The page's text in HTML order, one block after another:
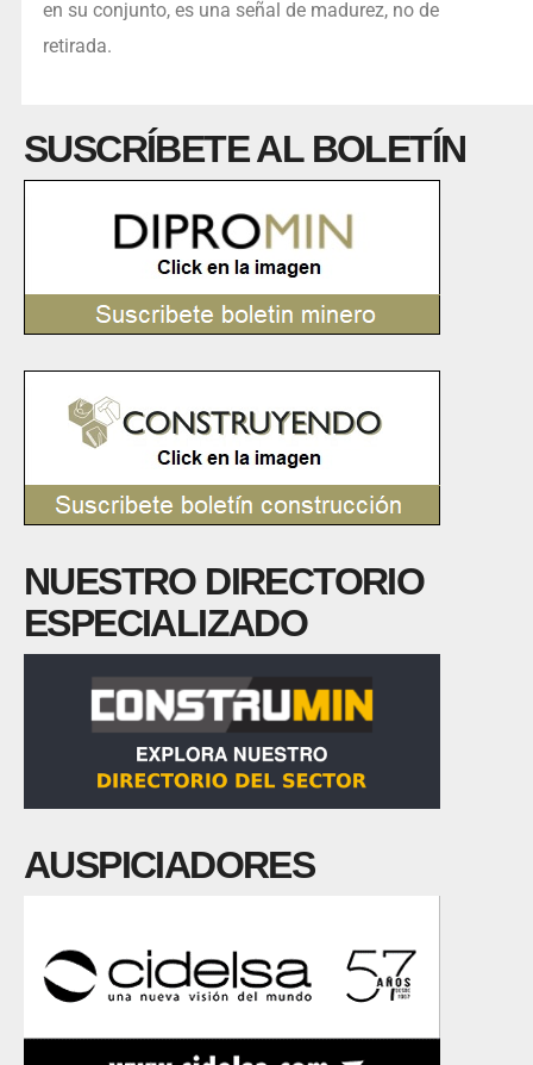
en su conjunto, es una señal de madurez, no de
retirada.
SUSCRÍBETE AL BOLETÍN
NUESTRO DIRECTORIO
ESPECIALIZADO
AUSPICIADORES